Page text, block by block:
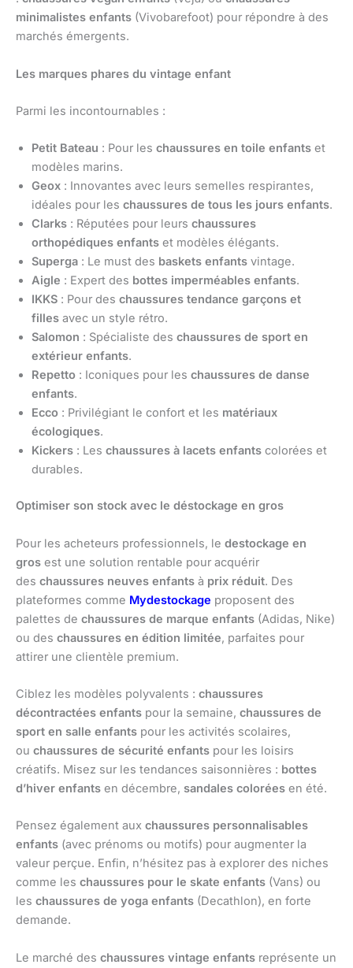
minimalistes enfants (Vivobarefoot) pour répondre à des
marchés émergents.
Les marques phares du vintage enfant
Parmi les incontournables :
Petit Bateau : Pour les chaussures en toile enfants et
modèles marins.
Geox : Innovantes avec leurs semelles respirantes,
idéales pour les chaussures de tous les jours enfants.
Clarks : Réputées pour leurs chaussures
orthopédiques enfants et modèles élégants.
Superga : Le must des baskets enfants vintage.
Aigle : Expert des bottes imperméables enfants.
IKKS : Pour des chaussures tendance garçons et
filles avec un style rétro.
Salomon : Spécialiste des chaussures de sport en
extérieur enfants.
Repetto : Iconiques pour les chaussures de danse
enfants.
Ecco : Privilégiant le confort et les matériaux
écologiques.
Kickers : Les chaussures à lacets enfants colorées et
durables.
Optimiser son stock avec le déstockage en gros
Pour les acheteurs professionnels, le destockage en
gros est une solution rentable pour acquérir
des chaussures neuves enfants à prix réduit. Des
plateformes comme Mydestockage proposent des
palettes de chaussures de marque enfants (Adidas, Nike)
ou des chaussures en édition limitée, parfaites pour
attirer une clientèle premium.
Ciblez les modèles polyvalents : chaussures
décontractées enfants pour la semaine, chaussures de
sport en salle enfants pour les activités scolaires,
ou chaussures de sécurité enfants pour les loisirs
créatifs. Misez sur les tendances saisonnières : bottes
d’hiver enfants en décembre, sandales colorées en été.
Pensez également aux chaussures personnalisables
enfants (avec prénoms ou motifs) pour augmenter la
valeur perçue. Enfin, n’hésitez pas à explorer des niches
comme les chaussures pour le skate enfants (Vans) ou
les chaussures de yoga enfants (Decathlon), en forte
demande.
Le marché des chaussures vintage enfants représente un